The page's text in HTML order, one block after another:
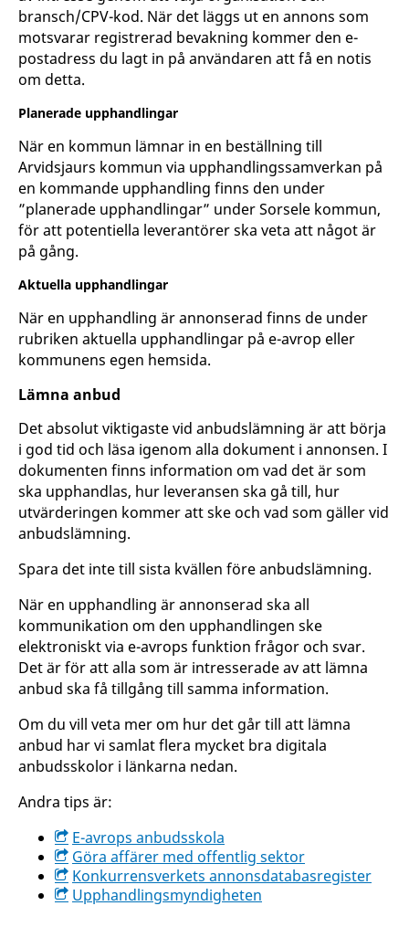
bransch/CPV-kod. När det läggs ut en annons som
motsvarar registrerad bevakning kommer den e-
postadress du lagt in på användaren att få en notis
om detta.
Planerade upphandlingar
När en kommun lämnar in en beställning till
Arvidsjaurs kommun via upphandlingssamverkan på
en kommande upphandling finns den under
”planerade upphandlingar” under Sorsele kommun,
för att potentiella leverantörer ska veta att något är
på gång.
Aktuella upphandlingar
När en upphandling är annonserad finns de under
rubriken aktuella upphandlingar på e-avrop eller
kommunens egen hemsida.
Lämna anbud
Det absolut viktigaste vid anbudslämning är att börja
i god tid och läsa igenom alla dokument i annonsen. I
dokumenten finns information om vad det är som
ska upphandlas, hur leveransen ska gå till, hur
utvärderingen kommer att ske och vad som gäller vid
anbudslämning.
Spara det inte till sista kvällen före anbudslämning.
När en upphandling är annonserad ska all
kommunikation om den upphandlingen ske
elektroniskt via e-avrops funktion frågor och svar.
Det är för att alla som är intresserade av att lämna
anbud ska få tillgång till samma information.
Om du vill veta mer om hur det går till att lämna
anbud har vi samlat flera mycket bra digitala
anbudsskolor i länkarna nedan.
Andra tips är:
E-avrops anbudsskola
Göra affärer med offentlig sektor
Konkurrensverkets annonsdatabasregister
Upphandlingsmyndigheten